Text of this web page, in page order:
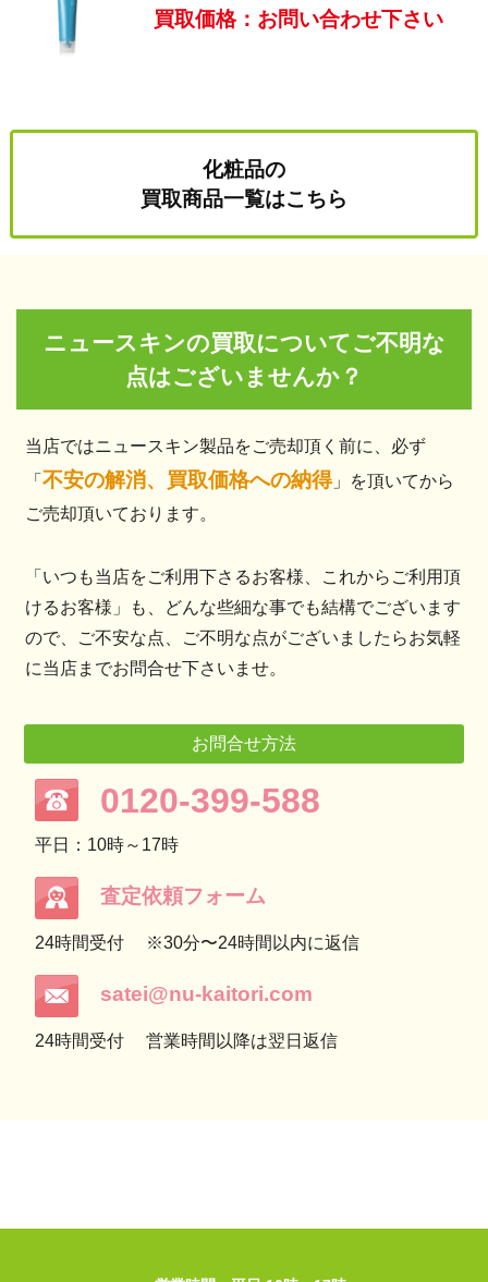
買取価格：お問い合わせ下さい
化粧品の
買取商品一覧はこちら
ニュースキンの買取についてご不明な
点はございませんか？
当店ではニュースキン製品をご売却頂く前に、必ず
「不安の解消、買取価格への納得」を頂いてから
ご売却頂いております。
「いつも当店をご利用下さるお客様、これからご利用頂
けるお客様」も、どんな些細な事でも結構でございます
ので、ご不安な点、ご不明な点がございましたらお気軽
に当店までお問合せ下さいませ。
お問合せ方法
0120-399-588
平日：10時～17時
査定依頼フォーム
24時間受付 ※30分〜24時間以内に返信
satei@nu-kaitori.com
24時間受付 営業時間以降は翌日返信